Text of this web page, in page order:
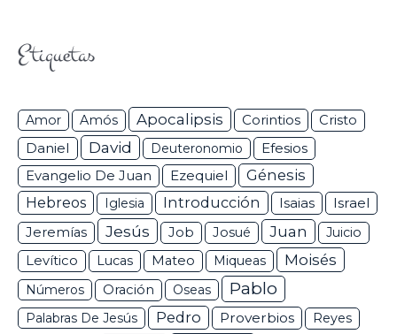
Etiquetas
Amor Amós Apocalipsis Corintios Cristo
Daniel David Deuteronomio Efesios
Evangelio De Juan Ezequiel
Génesis
Hebreos
Iglesia Introducción Isaias Israel
Jeremías Jesús Job Josué Juan
Juicio
Levítico
Lucas Mateo Miqueas Moisés
Números Oración Oseas Pablo
Palabras De Jesús Pedro Proverbios Reyes